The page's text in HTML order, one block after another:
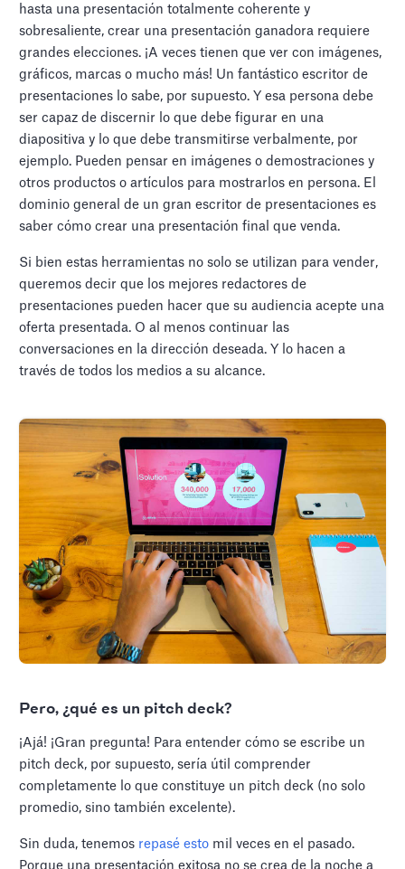
hasta una presentación totalmente coherente y
sobresaliente, crear una presentación ganadora requiere
grandes elecciones. ¡A veces tienen que ver con imágenes,
gráficos, marcas o mucho más! Un fantástico escritor de
presentaciones lo sabe, por supuesto. Y esa persona debe
ser capaz de discernir lo que debe figurar en una
diapositiva y lo que debe transmitirse verbalmente, por
ejemplo. Pueden pensar en imágenes o demostraciones y
otros productos o artículos para mostrarlos en persona. El
dominio general de un gran escritor de presentaciones es
saber cómo crear una presentación final que venda.
Si bien estas herramientas no solo se utilizan para vender,
queremos decir que los mejores redactores de
presentaciones pueden hacer que su audiencia acepte una
oferta presentada. O al menos continuar las
conversaciones en la dirección deseada. Y lo hacen a
través de todos los medios a su alcance.
Pero, ¿qué es un pitch deck?
¡Ajá! ¡Gran pregunta! Para entender cómo se escribe un
pitch deck, por supuesto, sería útil comprender
completamente lo que constituye un pitch deck (no solo
promedio, sino también excelente).
Sin duda, tenemos repasé esto mil veces en el pasado.
Porque una presentación exitosa no se crea de la noche a